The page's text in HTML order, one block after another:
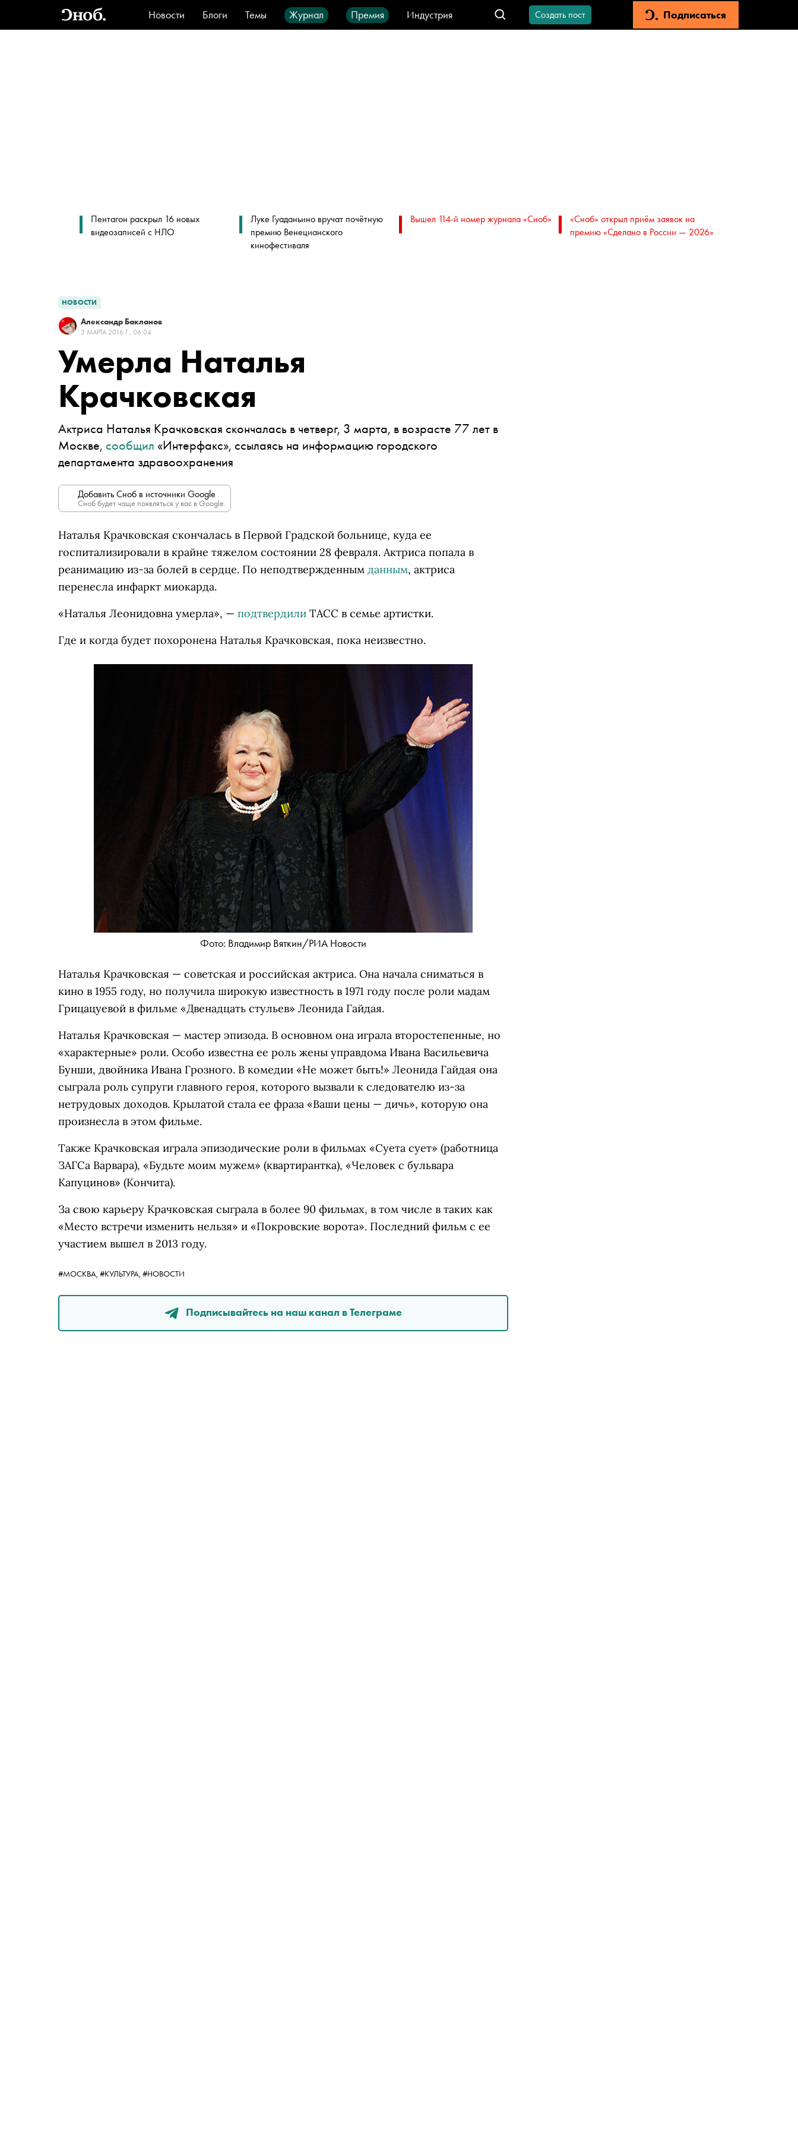
Новости Блоги Темы Журнал Премия
Индустрия
Стиль
Видео Город IT-продукты
Создать пост Подписаться
Пентагон раскрыл 16 новых
видеозаписей с НЛО
Луке Гуаданьино вручат почётную
премию Венецианского
кинофестиваля
Вышел 114-й номер журнала «Сноб»
«Сноб» открыл приём заявок на
премию «Сделано в России — 2026»
НОВОСТИ
Александр Бакланов
3 МАРТА 2016 Г., 06:04
Умерла Наталья
Крачковская
Актриса Наталья Крачковская скончалась в четверг, 3 марта, в возрасте 77 лет в
Москве, сообщил «Интерфакс», ссылаясь на информацию городского
департамента здравоохранения
Добавить Сноб в источники Google
Сноб будет чаще появляться у вас в Google.
Наталья Крачковская скончалась в Первой Градской больнице, куда ее
госпитализировали в крайне тяжелом состоянии 28 февраля. Актриса попала в
реанимацию из-за болей в сердце. По неподтвержденным данным, актриса
перенесла инфаркт миокарда.
«Наталья Леонидовна умерла», — подтвердили ТАСС в семье артистки.
Где и когда будет похоронена Наталья Крачковская, пока неизвестно.
Фото: Владимир Вяткин/РИА Новости
Наталья Крачковская — советская и российская актриса. Она начала сниматься в
кино в 1955 году, но получила широкую известность в 1971 году после роли мадам
Грицацуевой в фильме «Двенадцать стульев» Леонида Гайдая.
Наталья Крачковская — мастер эпизода. В основном она играла второстепенные, но
«характерные» роли. Особо известна ее роль жены управдома Ивана Васильевича
Бунши, двойника Ивана Грозного. В комедии «Не может быть!» Леонида Гайдая она
сыграла роль супруги главного героя, которого вызвали к следователю из-за
нетрудовых доходов. Крылатой стала ее фраза «Ваши цены — дичь», которую она
произнесла в этом фильме.
Также Крачковская играла эпизодические роли в фильмах «Суета сует» (работница
ЗАГСа Варвара), «Будьте моим мужем» (квартирантка), «Человек с бульвара
Капуцинов» (Кончита).
За свою карьеру Крачковская сыграла в более 90 фильмах, в том числе в таких как
«Место встречи изменить нельзя» и «Покровские ворота». Последний фильм с ее
участием вышел в 2013 году.
#МОСКВА, #КУЛЬТУРА, #НОВОСТИ
Подписывайтесь на наш канал в Телеграме